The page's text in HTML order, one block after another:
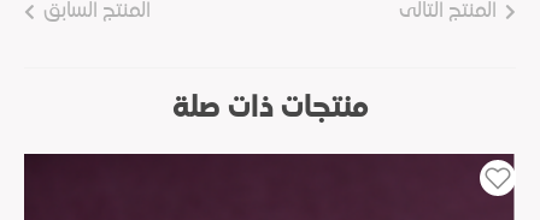
المنتج التالى المنتج السابق
منتجات ذات صلة